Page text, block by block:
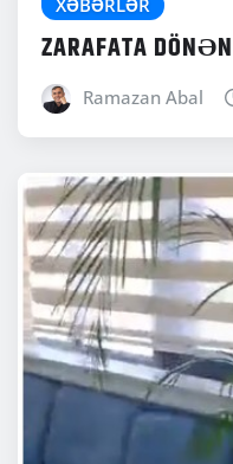
XƏBƏRLƏR
ZARAFATA
Ramazan Abal